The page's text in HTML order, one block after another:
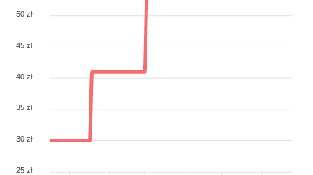
50 zł
45 zł
40 zł
35 zł
30 zł
25 zł